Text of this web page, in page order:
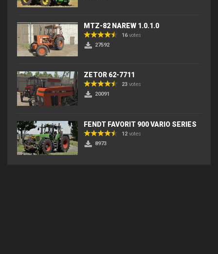
MTZ-82 NAREW 1.0.1.0
16votes
27592
ZETOR 62-7711
23 votes
20091
FENDT FAVORIT 900 VARIO SERIES
12 votes
8973